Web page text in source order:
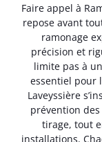
Faire appel à
repose avant
ramonage
précision et
limite pas à
essentiel pour
Laveyssière
prévention
tirage, tout
installations.